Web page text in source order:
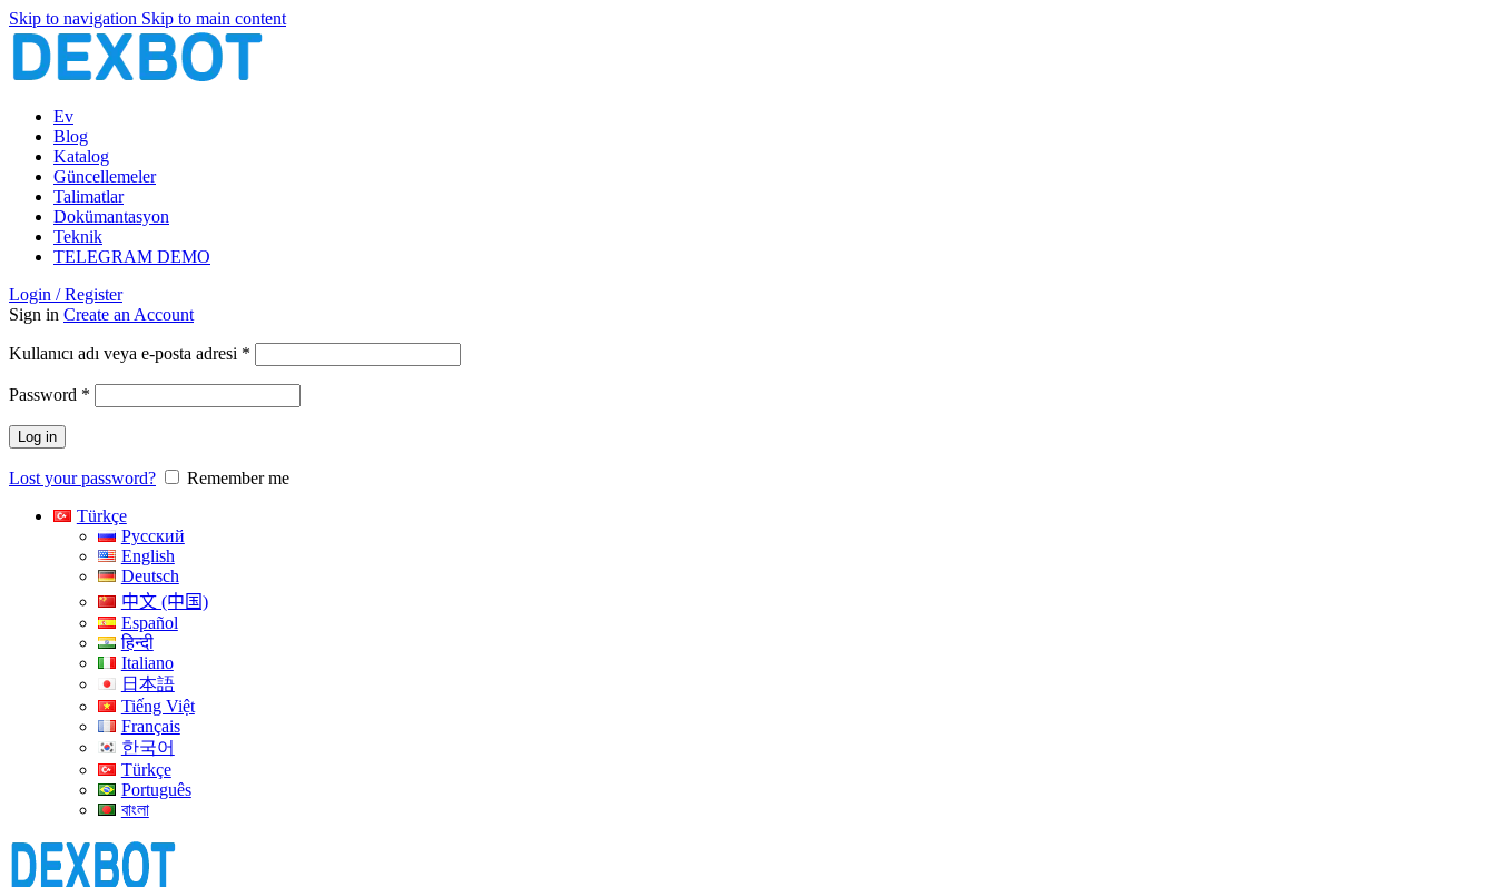
Skip to navigation Skip to main content
Ev
Blog
Katalog
Güncellemeler
Talimatlar
Dokümantasyon
Teknik
TELEGRAM DEMO
Login / Register
Sign in Create an Account
Kullanıcı adı veya e-posta adresi *
Password *
Log in
Lost your password?
Remember me
Türkçe
Русский
English
Deutsch
中文 (中国)
Español
हिन्दी
Italiano
日本語
Tiếng Việt
Français
한국어
Türkçe
Português
বাংলা